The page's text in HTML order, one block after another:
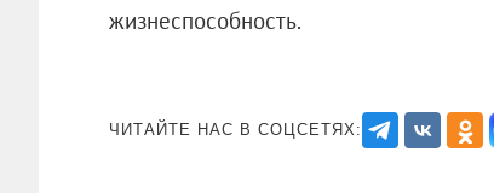
жизнеспособность.
ЧИТАЙТЕ НАС В СОЦСЕТЯХ: